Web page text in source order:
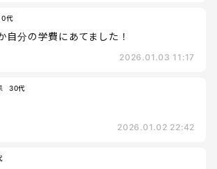
代
自分の学費にあてました！
2026.01.03 11:17
30代
2026.01.02 22:42